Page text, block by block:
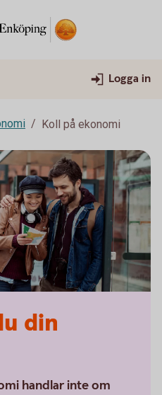
Logga in
Koll på ekonomi
din
handlar inte om